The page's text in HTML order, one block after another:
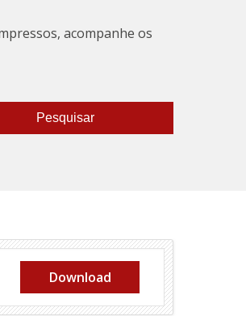
acompanhe os
Pesquisar
nova janela)
Download